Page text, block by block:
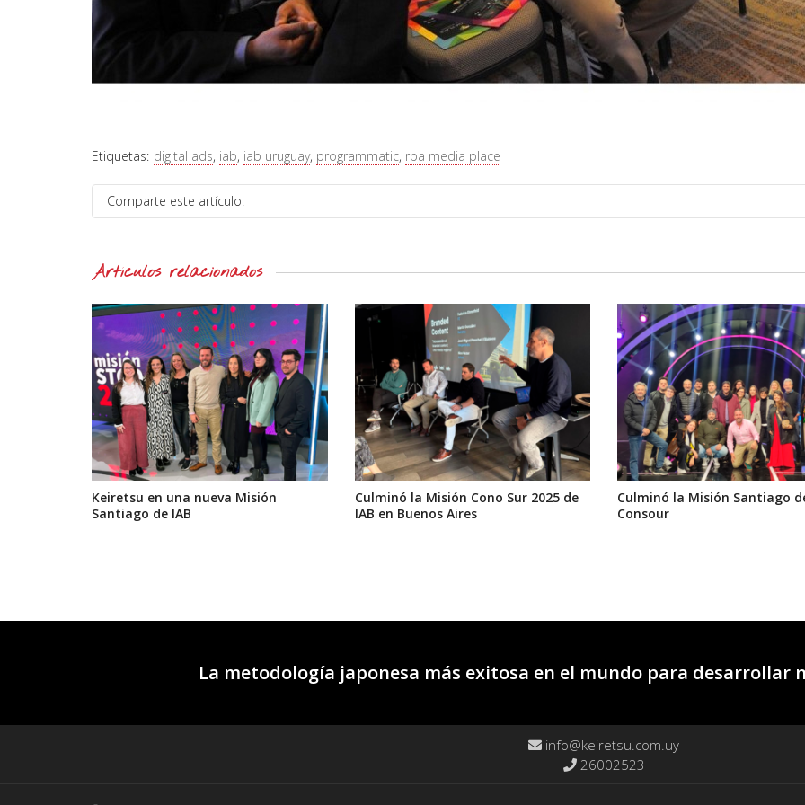
Etiquetas: digital ads, iab, iab uruguay, programmatic, rpa media place
Comparte este artículo:
Artículos relacionados
Keiretsu en una nueva Misión
Santiago de IAB
Culminó la Misión Cono Sur 2025 de
IAB en Buenos Aires
Culminó la Misión Santiago
Consour
La metodología japonesa más exitosa en el mundo para desarrollar
info@keiretsu.com.uy
26002523